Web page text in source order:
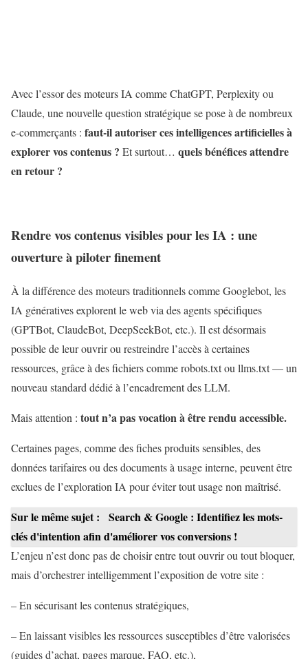
Avec l’essor des moteurs IA comme ChatGPT, Perplexity ou
Claude, une nouvelle question stratégique se pose à de nombreux
e-commerçants : faut-il autoriser ces intelligences artificielles à
explorer vos contenus ? Et surtout… quels bénéfices attendre
en retour ?
Rendre vos contenus visibles pour les IA : une
ouverture à piloter finement
À la différence des moteurs traditionnels comme Googlebot, les
IA génératives explorent le web via des agents spécifiques
(GPTBot, ClaudeBot, DeepSeekBot, etc.). Il est désormais
possible de leur ouvrir ou restreindre l’accès à certaines
ressources, grâce à des fichiers comme robots.txt ou llms.txt — un
nouveau standard dédié à l’encadrement des LLM.
Mais attention : tout n’a pas vocation à être rendu accessible.
Certaines pages, comme des fiches produits sensibles, des
données tarifaires ou des documents à usage interne, peuvent être
exclues de l’exploration IA pour éviter tout usage non maîtrisé.
Sur le même sujet :
Search & Google : Identifiez les mots-
clés d'intention afin d'améliorer vos conversions !
L’enjeu n’est donc pas de choisir entre tout ouvrir ou tout bloquer,
mais d’orchestrer intelligemment l’exposition de votre site :
– En sécurisant les contenus stratégiques,
– En laissant visibles les ressources susceptibles d’être valorisées
(guides d’achat, pages marque, FAQ, etc.),